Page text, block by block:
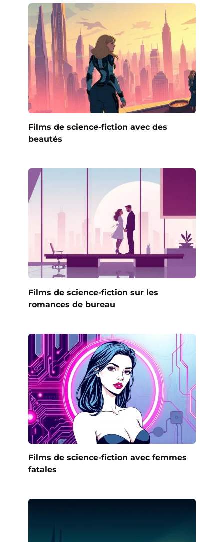
Films de science-fiction avec des
beautés
Films de science-fiction sur les
romances de bureau
Films de science-fiction avec femmes
fatales